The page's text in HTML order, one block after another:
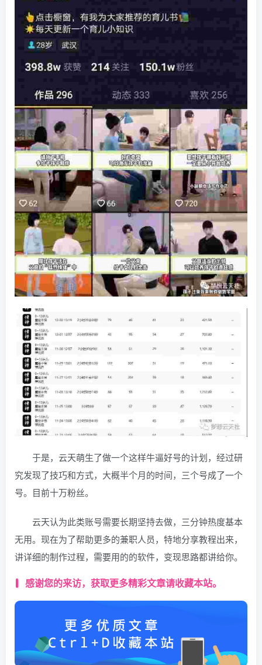
于是，云天萌生了做一个这样牛逼好号的计划，经过研
究发现了技巧和方式，大概半个月的时间，三个号成了一个
号。目前十万粉丝。
云天认为此类账号需要长期坚持去做，三分钟热度基本
无用。现在为了帮助更多的兼职人员，特地分享教程出来，
讲详细的制作过程，需要用的的软件，变现思路都讲给你。
感谢您的来访，获取更多精彩文章请收藏本站。